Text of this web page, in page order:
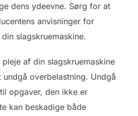
dens ydeevne. Sørg for at
anvisninger for
slagskruemaskine.
af din slagskruemaskine
undgå overbelastning. Undgå
opgaver, den ikke er
kan beskadige både